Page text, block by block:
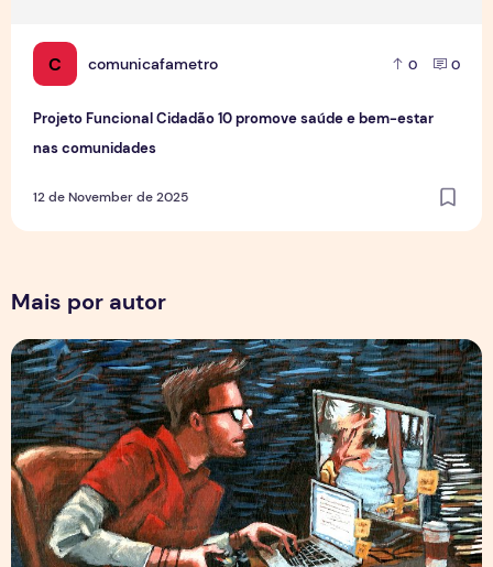
C comunicafametro 0 0
Projeto Funcional Cidadão 10 promove saúde e bem-estar
nas comunidades
12 de November de 2025
Mais por autor
Por Trás dos Pixels